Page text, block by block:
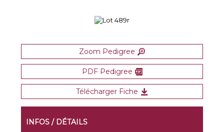
Zoom Pedigree
PDF Pedigree
Télécharger Fiche
INFOS / DÉTAILS